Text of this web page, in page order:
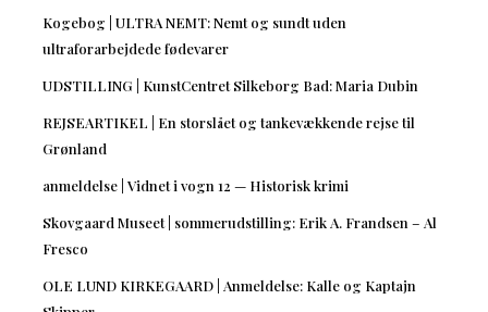
Kogebog | ULTRA NEMT: Nemt og sundt uden
ultraforarbejdede fødevarer
UDSTILLING | KunstCentret Silkeborg Bad: Maria Dubin
REJSEARTIKEL | En storslået og tankevækkende rejse til
Grønland
anmeldelse | Vidnet i vogn 12 — Historisk krimi
Skovgaard Museet | sommerudstilling: Erik A. Frandsen – Al
Fresco
OLE LUND KIRKEGAARD | Anmeldelse: Kalle og Kaptajn